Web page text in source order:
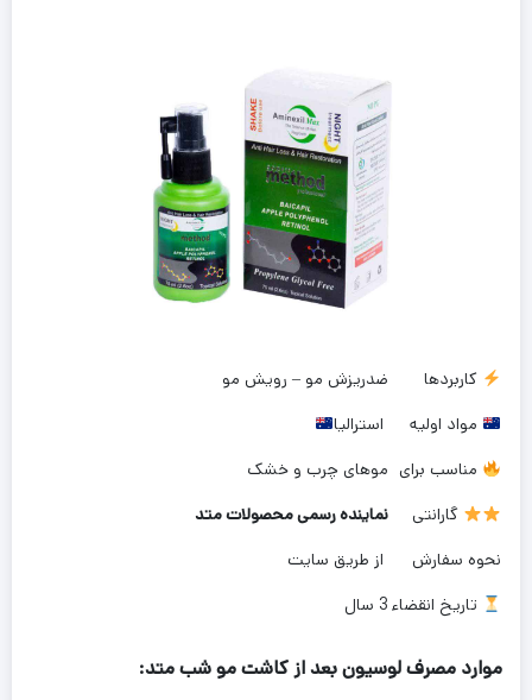
کاربردها
ضدریزش مو – رویش مو
مواد اولیه
استرالیا
مناسب برای موهای چرب و خشک
گارانتی
نماینده رسمی محصولات متد
نحوه سفارش
از طریق سایت
تاریخ انقضاء 3 سال
موارد مصرف لوسیون بعد از کاشت مو شب متد: